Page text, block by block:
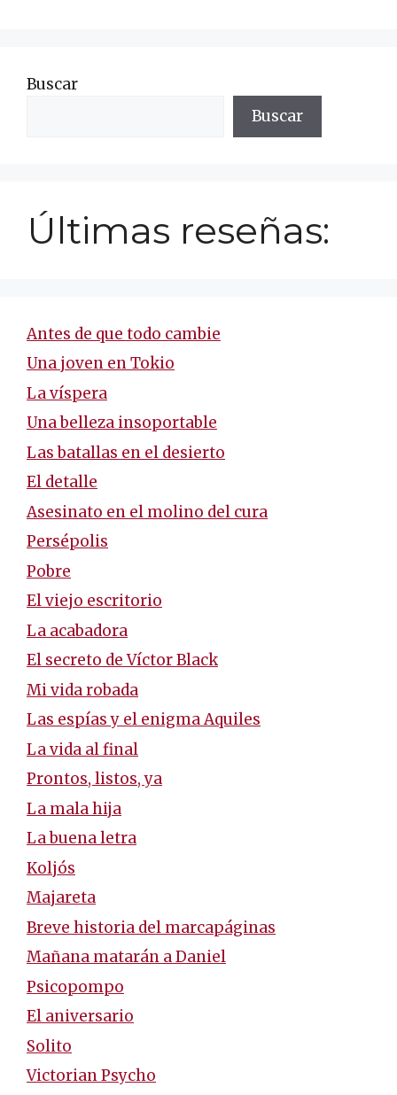
Buscar
Buscar
Últimas reseñas:
Antes de que todo cambie
Una joven en Tokio
La víspera
Una belleza insoportable
Las batallas en el desierto
El detalle
Asesinato en el molino del cura
Persépolis
Pobre
El viejo escritorio
La acabadora
El secreto de Víctor Black
Mi vida robada
Las espías y el enigma Aquiles
La vida al final
Prontos, listos, ya
La mala hija
La buena letra
Koljós
Majareta
Breve historia del marcapáginas
Mañana matarán a Daniel
Psicopompo
El aniversario
Solito
Victorian Psycho